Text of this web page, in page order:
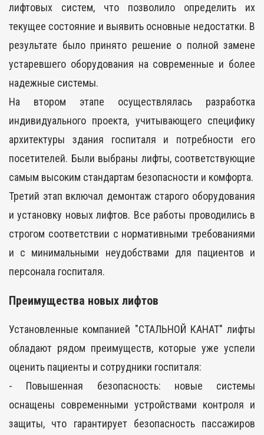
лифтовых систем, что позволило определить их
текущее состояние и выявить основные недостатки. В
результате было принято решение о полной замене
устаревшего оборудования на современные и более
надежные системы.
На втором этапе осуществлялась разработка
индивидуального проекта, учитывающего специфику
архитектуры здания госпиталя и потребности его
посетителей. Были выбраны лифты, соответствующие
самым высоким стандартам безопасности и комфорта.
Третий этап включал демонтаж старого оборудования
и установку новых лифтов. Все работы проводились в
строгом соответствии с нормативными требованиями
и с минимальными неудобствами для пациентов и
персонала госпиталя.
Преимущества новых лифтов
Установленные компанией "СТАЛЬНОЙ КАНАТ" лифты
обладают рядом преимуществ, которые уже успели
оценить пациенты и сотрудники госпиталя:
- Повышенная безопасность: новые системы
оснащены современными устройствами контроля и
защиты, что гарантирует безопасность пассажиров